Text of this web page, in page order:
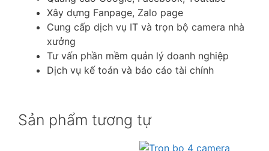
Xây dựng Fanpage, Zalo page
Cung cấp dịch vụ IT và trọn bộ camera nhà
xưởng
Tư vấn phần mềm quản lý doanh nghiệp
Dịch vụ kế toán và báo cáo tài chính
Sản phẩm tương tự